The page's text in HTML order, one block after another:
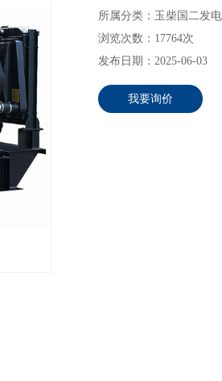
所属分类：玉柴国二发
浏览次数：17764次
发布日期：2025-06-03
我要询价